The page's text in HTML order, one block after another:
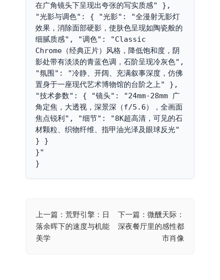
在广角镜头下呈现出夸张的写实质感" },
"光影与调色": { "光影": "全漫射无影灯
效果，消除面部硬影，使肤色呈现如陶瓷般的
细腻质感", "调色": "Classic
Chrome（经典正片）风格，降低饱和度，阴
影处带有淡淡的青蓝色调，石阶呈现冷灰色",
"氛围": "冷静、开阔、充满叙事深度，仿佛
置身于一座现代艺术博物馆的台阶之上" },
"技术参数": { "镜头": "24mm-28mm 广
角定焦，大透视，深景深（f/5.6），全画面
焦点锐利", "细节": "8K超高清，可见的石
材颗粒、织物纤维、指甲油光泽及眼球反光"
} }
}"
}
文
章
上一篇：荒野引擎：日
落余晖下的速度与机能
美学
下一篇：微醺天际：
深夜餐厅里的感性都
市肖像